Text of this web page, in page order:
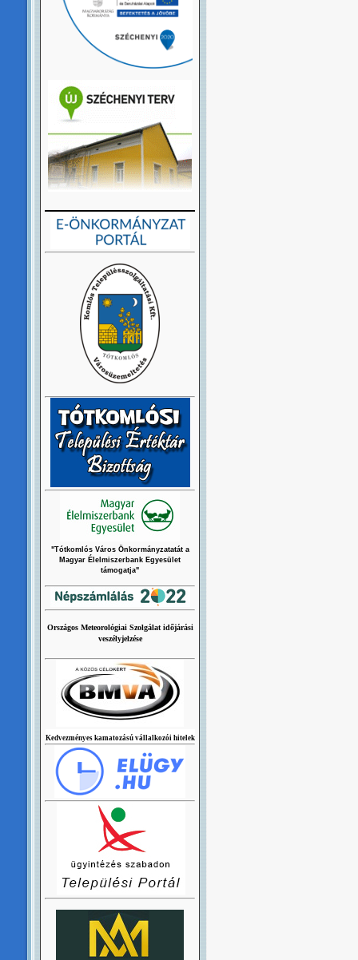
"Tótkomlós Város Önkormányzatatát a
Magyar Élelmiszerbank Egyesület
támogatja"
Országos Meteorológiai Szolgálat időjárási
veszélyjelzése
Kedvezményes kamatozású vállalkozói hitelek